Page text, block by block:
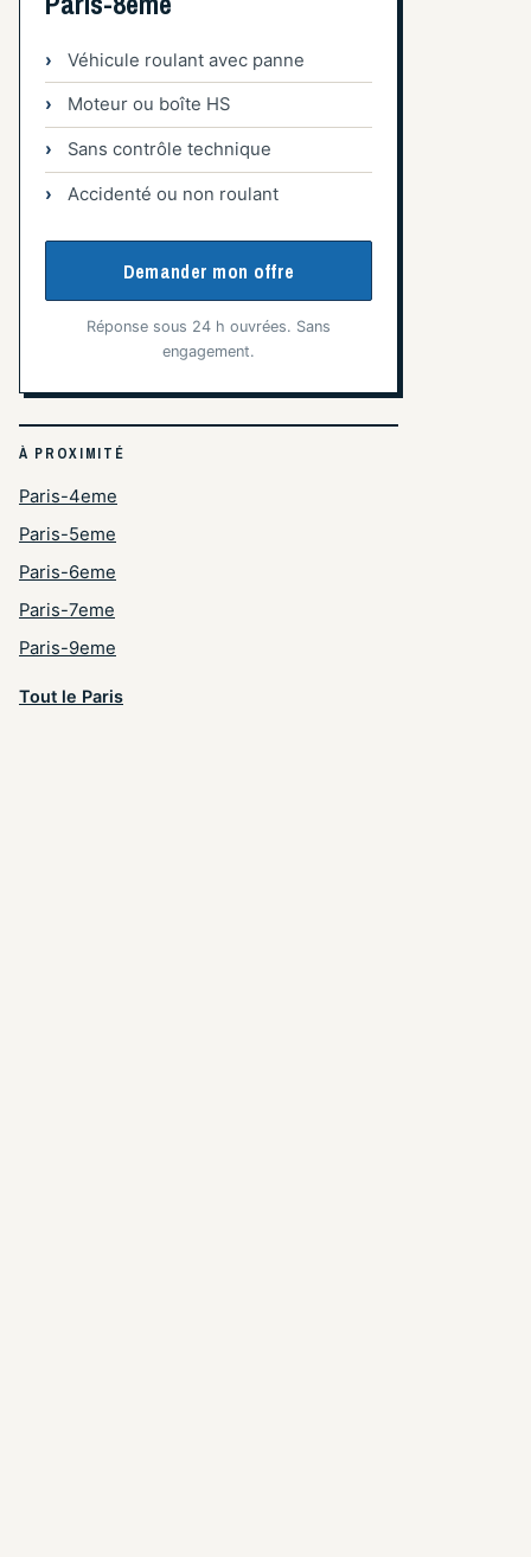
Véhicule roulant avec panne
Moteur ou boîte HS
Sans contrôle technique
Accidenté ou non roulant
Demander mon offre
Réponse sous 24 h ouvrées. Sans
engagement.
À PROXIMITÉ
Paris-4eme
Paris-5eme
Paris-6eme
Paris-7eme
Paris-9eme
Tout le Paris